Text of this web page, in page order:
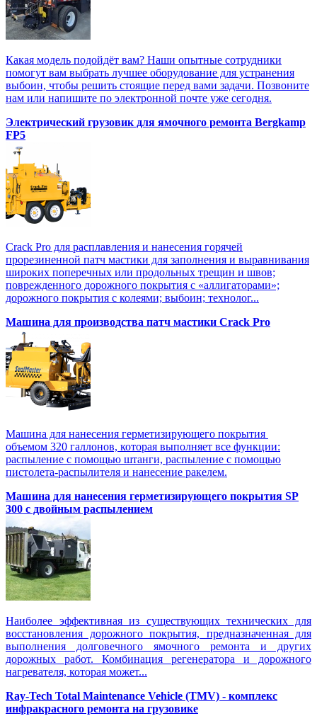
Какая модель подойдёт вам? Наши опытные сотрудники
помогут вам выбрать лучшее оборудование для устранения
выбоин, чтобы решить стоящие перед вами задачи. Позвоните
нам или напишите по электронной почте уже сегодня.
Электрический грузовик для ямочного ремонта Bergkamp
FP5
Crack Pro для расплавления и нанесения горячей
прорезиненной патч мастики для заполнения и выравнивания
широких поперечных или продольных трещин и швов;
поврежденного дорожного покрытия с «аллигаторами»;
дорожного покрытия с колеями; выбоин; технолог...
Машина для производства патч мастики Crack Pro
Машина для нанесения герметизирующего покрытия
объемом 320 галлонов, которая выполняет все функции:
распыление с помощью штанги, распыление с помощью
пистолета-распылителя и нанесение ракелем.
Машина для нанесения герметизирующего покрытия SP
300 с двойным распылением
Наиболее эффективная из существующих технических для
восстановления дорожного покрытия, предназначенная для
выполнения долговечного ямочного ремонта и других
дорожных работ. Комбинация регенератора и дорожного
нагревателя, которая может...
Ray-Tech Total Maintenance Vehicle (TMV) - комплекс
инфракрасного ремонта на грузовике